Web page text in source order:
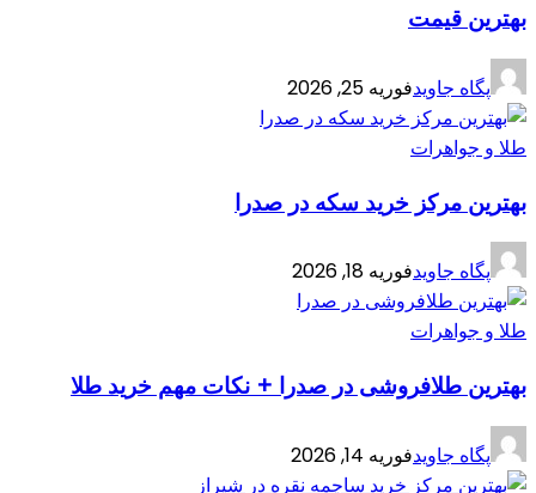
بهترین قیمت
پگاه جاویدفوریه 25, 2026
طلا و جواهرات
بهترین مرکز خرید سکه در صدرا
پگاه جاویدفوریه 18, 2026
طلا و جواهرات
بهترین طلافروشی در صدرا + نکات مهم خرید طلا
پگاه جاویدفوریه 14, 2026